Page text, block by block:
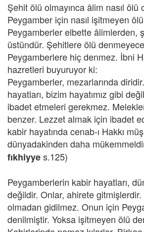
Şehit ölü olmayınca âlim nasıl ölü
Peygamber için nasıl işitmeyen
Peygamberler elbette âlimlerden,
üstündür. Şehitlere ölü
Peygamberlere hiç denmez. İbni
hazretleri buyuruyor ki:
Peygamberler, mezarlarında
hayatları, bizim hayatımız gibi
ibadet etmeleri gerekmez.
benzer. Lezzet almak için ibadet
kabir hayatında cenab-ı Hakkı
dünyadakinden daha
fıkhiyyes.125)
Peygamberlerin kabir hayatları,
değildir. Onlar, ahirete
olmadan gidilmez. Onun için
denilmiştir. Yoksa işitmeyen ölü